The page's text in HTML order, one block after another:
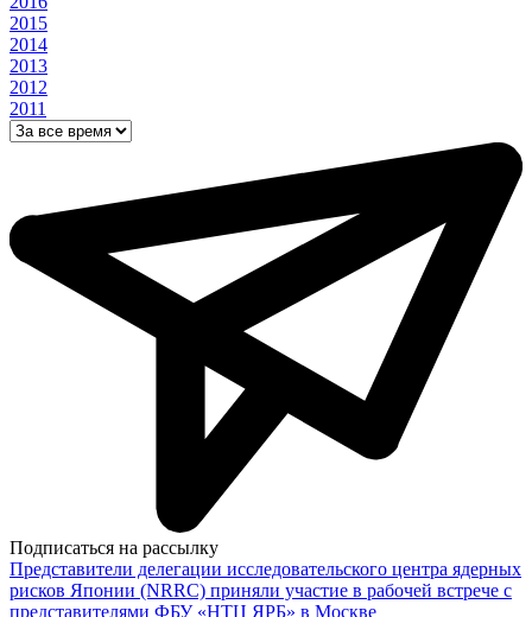
2015
2014
2013
2012
2011
Подписаться на рассылку
Представители делегации исследовательского центра ядерных
рисков Японии (NRRC) приняли участие в рабочей встрече с
представителями ФБУ «НТЦ ЯРБ» в Москве